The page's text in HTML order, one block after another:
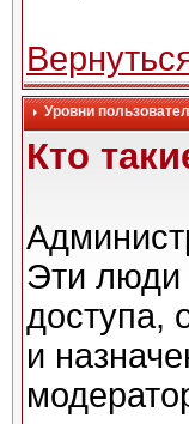
Уровни
Кто
Эти люди
доступа,
и